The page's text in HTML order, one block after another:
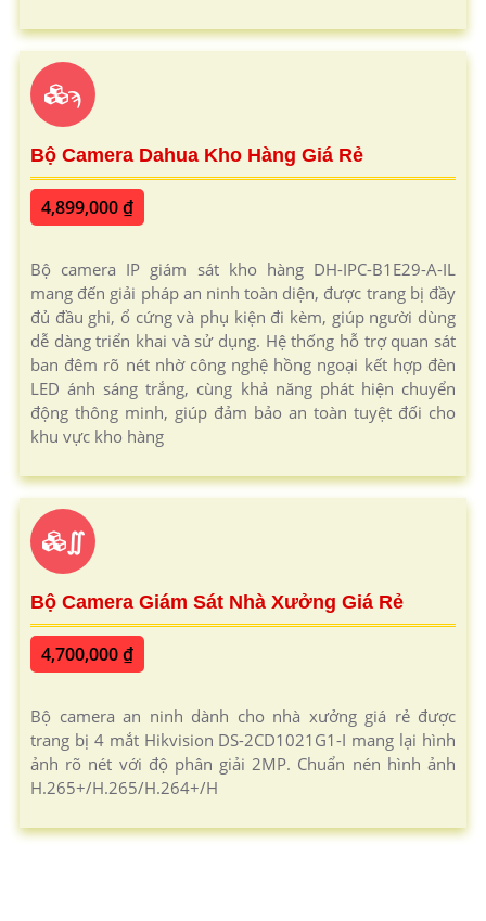
ϡ
Bộ Camera Dahua Kho Hàng Giá Rẻ
4,899,000 ₫
Bộ camera IP giám sát kho hàng DH-IPC-B1E29-A-IL
mang đến giải pháp an ninh toàn diện, được trang bị đầy
đủ đầu ghi, ổ cứng và phụ kiện đi kèm, giúp người dùng
dễ dàng triển khai và sử dụng. Hệ thống hỗ trợ quan sát
ban đêm rõ nét nhờ công nghệ hồng ngoại kết hợp đèn
LED ánh sáng trắng, cùng khả năng phát hiện chuyển
động thông minh, giúp đảm bảo an toàn tuyệt đối cho
khu vực kho hàng
∬
Bộ Camera Giám Sát Nhà Xưởng Giá Rẻ
4,700,000 ₫
Bộ camera an ninh dành cho nhà xưởng giá rẻ được
trang bị 4 mắt Hikvision DS-2CD1021G1-I mang lại hình
ảnh rõ nét với độ phân giải 2MP. Chuẩn nén hình ảnh
H.265+/H.265/H.264+/H